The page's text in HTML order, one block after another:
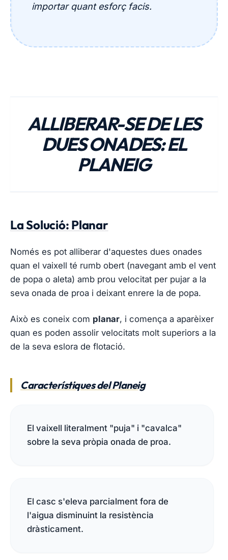
importar quant esforç facis.
ALLIBERAR-SE DE LES
DUES ONADES: EL
PLANEIG
La Solució: Planar
Només es pot alliberar d'aquestes dues onades
quan el vaixell té rumb obert (navegant amb el vent
de popa o aleta) amb prou velocitat per pujar a la
seva onada de proa i deixant enrere la de popa.
Això es coneix com planar, i comença a aparèixer
quan es poden assolir velocitats molt superiors a la
de la seva eslora de flotació.
Característiques del Planeig
El vaixell literalment "puja" i "cavalca"
sobre la seva pròpia onada de proa.
El casc s'eleva parcialment fora de
l'aigua disminuint la resistència
dràsticament.